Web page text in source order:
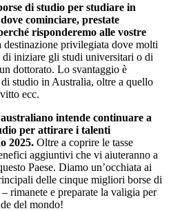
di studio per studiare in
cominciare, prestate
risponderemo alle vostre
destinazione privilegiata dove molti
di iniziare gli studi universitari o di
dottorato. Lo svantaggio è
studio in Australia, oltre a quello
ecc.
intende continuare a
per attirare i talenti
2025. Oltre a coprire le tasse
aggiuntivi che vi aiuteranno a
Paese. Diamo un’occhiata ai
delle cinque migliori borse di
rimanete e preparate la valigia per
del mondo!